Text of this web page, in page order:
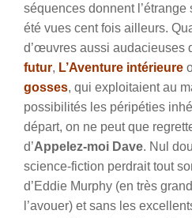
séquences donnent l’étrange
été vues cent fois ailleurs.
d’œuvres aussi audacieuses
futur, L’Aventure intérieure
gosses, qui exploitaient au
possibilités les péripéties
départ, on ne peut que
d’Appelez-moi Dave. Nul
science-fiction perdrait tout
d’Eddie Murphy (en très
l’avouer) et sans les